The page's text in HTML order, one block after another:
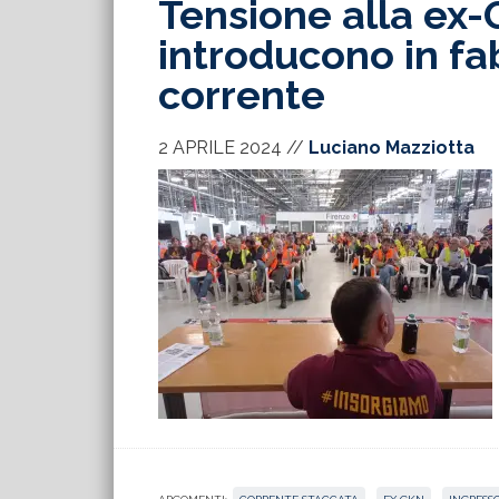
Tensione alla ex-
introducono in
corrente
2 APRILE 2024 // Luciano Mazziotta